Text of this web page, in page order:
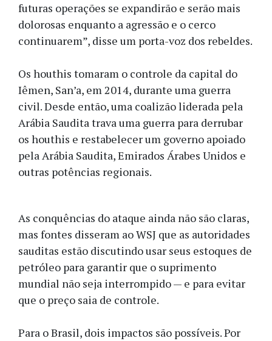
futuras operações se expandirão e serão mais
dolorosas enquanto a agressão e o cerco
continuarem”, disse um porta-voz dos rebeldes.
Os houthis tomaram o controle da capital do
Iêmen, San’a, em 2014, durante uma guerra
civil. Desde então, uma coalizão liderada pela
Arábia Saudita trava uma guerra para derrubar
os houthis e restabelecer um governo apoiado
pela Arábia Saudita, Emirados Árabes Unidos e
outras potências regionais.
As conquências do ataque ainda não são claras,
mas fontes disseram ao WSJ que as autoridades
sauditas estão discutindo usar seus estoques de
petróleo para garantir que o suprimento
mundial não seja interrompido — e para evitar
que o preço saia de controle.
Para o Brasil, dois impactos são possíveis. Por